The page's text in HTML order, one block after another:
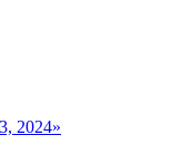
2024»